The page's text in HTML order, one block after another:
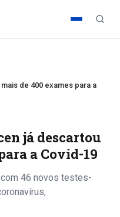
de 400 exames para a
já descartou
a Covid-19
46 novos testes-